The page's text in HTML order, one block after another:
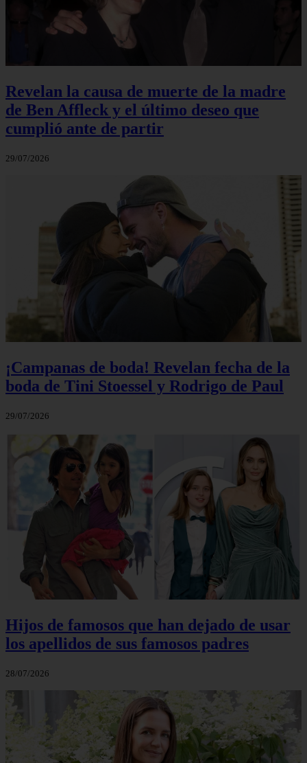
Revelan la causa de muerte de la madre
de Ben Affleck y el último deseo que
cumplió ante de partir
29/07/2026
¡Campanas de boda! Revelan fecha de la
boda de Tini Stoessel y Rodrigo de Paul
29/07/2026
Hijos de famosos que han dejado de usar
los apellidos de sus famosos padres
28/07/2026